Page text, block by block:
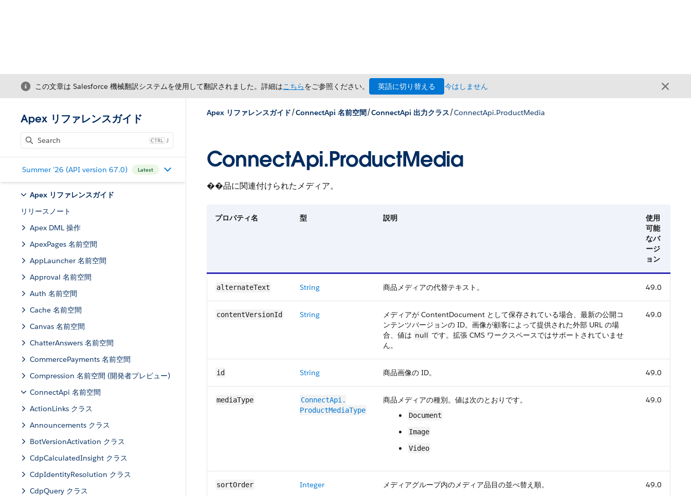
この文章は Salesforce 機械翻訳システムを使用して翻訳されました。詳細はこちらをご参照ください。 英語に切り替える 今はしません
Apex リファレンスガイド
J
Summer '26 (API version 67.0) Latest
Apex リファレンスガイド
リリースノート
Apex DML 操作
ApexPages 名前空間
AppLauncher 名前空間
Approval 名前空間
Auth 名前空間
Cache 名前空間
Canvas 名前空間
ChatterAnswers 名前空間
CommercePayments 名前空間
Compression 名前空間 (開発者プレビュー)
ConnectApi 名前空間
ActionLinks クラス
Announcements クラス
BotVersionActivation クラス
CdpCalculatedInsight クラス
CdpIdentityResolution クラス
CdpQuery クラス
Apex リファレンスガイド/ConnectApi 名前空間/ConnectApi 出力クラス/ConnectApi.ProductMedia
ConnectApi.ProductMedia
��品に関連付けられたメディア。
プロパティ名 型 説明
使用
可能
なバ
ージ
ョン
alternateText String 商品メディアの代替テキスト。 49.0
contentVersionId String
メディアが ContentDocument として保存されている場合、最新の公開コ
ンテンツバージョンの ID。画像が顧客によって提供された外部 URL の場
合、値は null です。拡張 CMS ワークスペースではサポートされていませ
ん。
49.0
id String 商品画像の ID。 49.0
mediaType
ConnectApi.​
ProductMediaType
商品メディアの種別。値は次のとおりです。
Document
Image
Video
49.0
sortOrder Integer メディアグループ内のメディア品目の並べ替え順。 49.0